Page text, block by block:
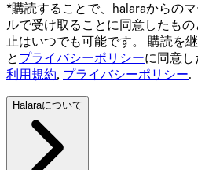
*購読することで、halaraからの
ルで受け取ることに同意したも
止はいつでも可能です。 購読を継
と プライバシーポリシーに同意し
利用規約, プライバシーポリシー.
Halaraについて